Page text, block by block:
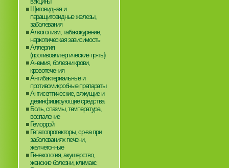
Щитовидная и
паращитовидные железы,
заболевания
Алкоголизм, табакокурение,
наркотическая зависимость
Аллергия
(противоаллергические пр-ты)
Анемия, болезни крови,
кровотечения
Антибактериальные и
противомикробные препараты
Антисептические, вяжущие и
дезинфицирующие средства
Боль, спазмы, температура,
воспаление
Геморрой
Гепатопротекторы, ср-ва при
заболеваниях печени,
желчегонные
Гинекология, акушерство,
женские болезни, климакс